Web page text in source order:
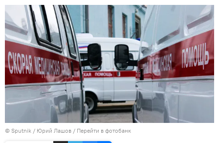
© Sputnik / Юрий Лашов / Перейти в фотобанк